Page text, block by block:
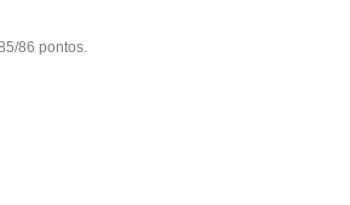
86 pontos.